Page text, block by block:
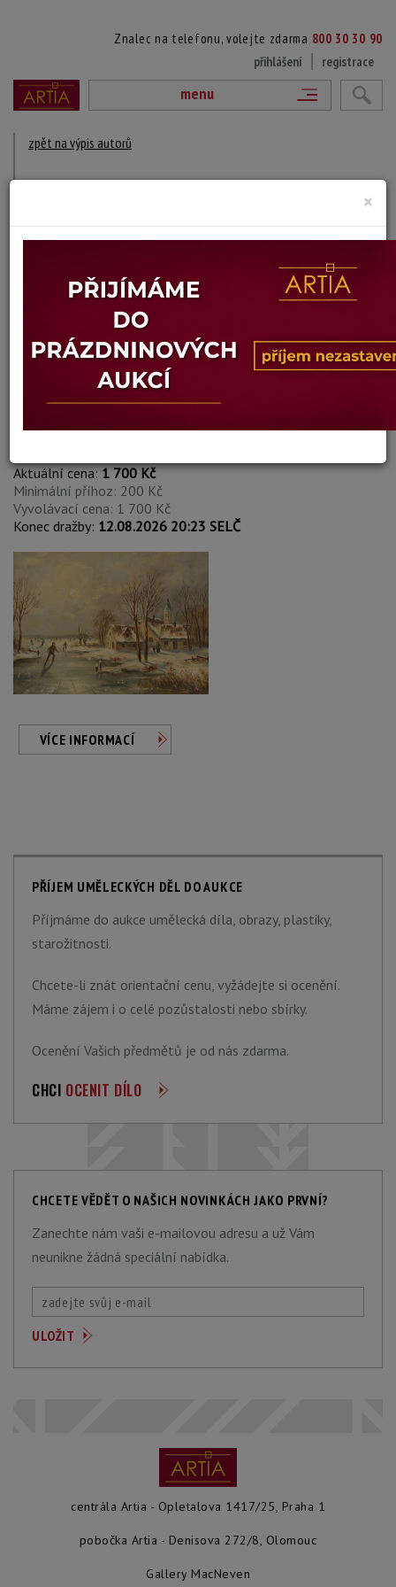
Znalec na telefonu, volejte zdarma 800 30 30 90
přihlášení
registrace
menu
zpět na výpis autorů
1919 ?
DÍLA V AUKCÍCH
Heinz Nehren
48. BRUSLAŘI
Aktuální cena:1 700 Kč
Minimální příhoz: 200 Kč
Vyvolávací cena: 1 700 Kč
Konec dražby: 12.08.2026 20:23 SELČ
VÍCE INFORMACÍ
PŘÍJEM UMĚLECKÝCH DĚL DO AUKCE
Příjmáme do aukce umělecká díla, obrazy, plastiky,
starožitnosti.
Chcete-li znát orientační cenu, vyžádejte si ocenění.
Máme zájem i o celé pozůstalosti nebo sbírky.
Ocenění Vašich předmětů je od nás zdarma.
CHCI OCENIT DÍLO
CHCETE VĚDĚT O NAŠICH NOVINKÁCH JAKO PRVNÍ?
Zanechte nám vaši e-mailovou adresu a už Vám
neunikne žádná speciální nabídka.
centrála Artia - Opletalova 1417/25, Praha 1
pobočka Artia - Denisova 272/8, Olomouc
Gallery MacNeven
×